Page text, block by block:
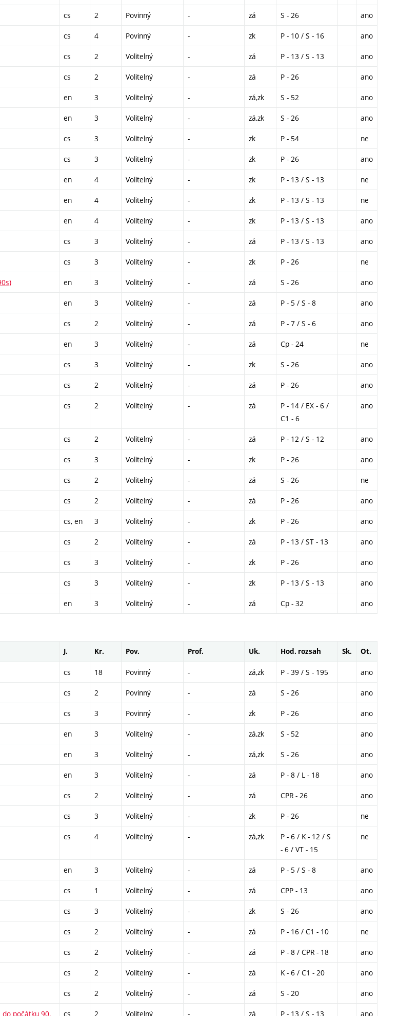
cs 2 Povinný - zá S - 26 ano
cs 4 Povinný - zk P - 10 / S - 16 ano
cs 2 Volitelný - zá P - 13 / S - 13 ano
cs 2 Volitelný - zá P - 26 ano
en 3 Volitelný - zá,zk S - 52 ano
en 3 Volitelný - zá,zk S - 26 ano
cs 3 Volitelný - zk P - 54 ne
cs 3 Volitelný - zk P - 26 ano
en 4 Volitelný - zk P - 13 / S - 13 ne
en 4 Volitelný - zk P - 13 / S - 13 ne
en 4 Volitelný - zk P - 13 / S - 13 ano
cs 3 Volitelný - zá P - 13 / S - 13 ano
cs 3 Volitelný - zk P - 26 ne
en 3 Volitelný - zá S - 26 ano
en 3 Volitelný - zá P - 5 / S - 8 ano
cs 2 Volitelný - zá P - 7 / S - 6 ano
en 3 Volitelný - zá Cp - 24 ne
cs 3 Volitelný - zk S - 26 ano
cs 2 Volitelný - zá P - 26 ano
cs 2 Volitelný - zá
P - 14 / EX - 6 /
C1 - 6
ano
cs 2 Volitelný - zá P - 12 / S - 12 ano
cs 3 Volitelný - zk P - 26 ano
cs 2 Volitelný - zá S - 26 ne
cs 2 Volitelný - zá P - 26 ano
cs, en 3 Volitelný - zk P - 26 ano
cs 2 Volitelný - zá P - 13 / ST - 13 ano
cs 3 Volitelný - zk P - 26 ano
cs 3 Volitelný - zk P - 13 / S - 13 ano
en 3 Volitelný - zá Cp - 32 ano
J. Kr. Pov. Prof. Uk. Hod. rozsah Sk. Ot.
cs 18 Povinný - zá,zk P - 39 / S - 195 ano
cs 2 Povinný - zá S - 26 ano
cs 3 Povinný - zk P - 26 ano
en 3 Volitelný - zá,zk S - 52 ano
en 3 Volitelný - zá,zk S - 26 ano
en 3 Volitelný - zá P - 8 / L - 18 ano
cs 2 Volitelný - zá CPR - 26 ano
cs 3 Volitelný - zk P - 26 ne
cs 4 Volitelný - zá,zk
P - 6 / K - 12 / S
- 6 / VT - 15
ne
en 3 Volitelný - zá P - 5 / S - 8 ano
cs 1 Volitelný - zá CPP - 13 ano
cs 3 Volitelný - zk S - 26 ano
cs 2 Volitelný - zá P - 16 / C1 - 10 ne
cs 2 Volitelný - zá P - 8 / CPR - 18 ano
cs 2 Volitelný - zá K - 6 / C1 - 20 ano
cs 2 Volitelný - zá S - 20 ano
do počátku 90. cs 2 Volitelný - zá P - 13 / S - 13 ano